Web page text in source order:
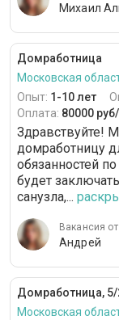
Михаил
Домработница
Московская
Опыт: 1-10 лет
Оплата: 80000
Здравствуйте!
домработницу
обязанностей
будет
санузла,...
Вакансия
Андрей
Домработница, 5/
Московская